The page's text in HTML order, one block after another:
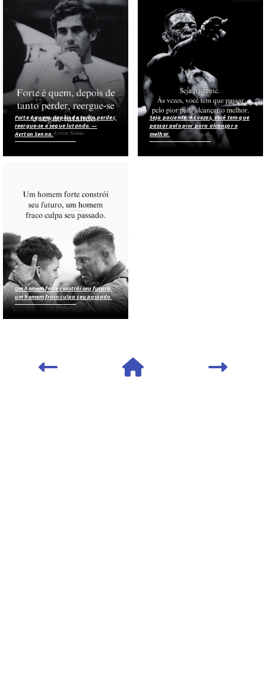
Forte é quem, depois de tanto perder,
reergue-se e segue lutando. —
Ayrton Senna.
Um homem forte constrói seu futuro,
um homem fraco culpa seu passado.
Seja paciente. Às vezes, você tem que
passar pelo pior para alcançar o
melhor.